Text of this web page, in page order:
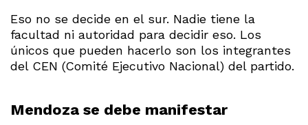
Eso no se decide en el sur. Nadie tiene la
facultad ni autoridad para decidir eso. Los
únicos que pueden hacerlo son los integrantes
del CEN (Comité Ejecutivo Nacional) del partido.
Mendoza se debe manifestar